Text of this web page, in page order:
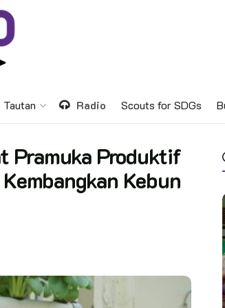
Tautan Radio Scouts for SDGs
Pramuka Produktif
Kebun